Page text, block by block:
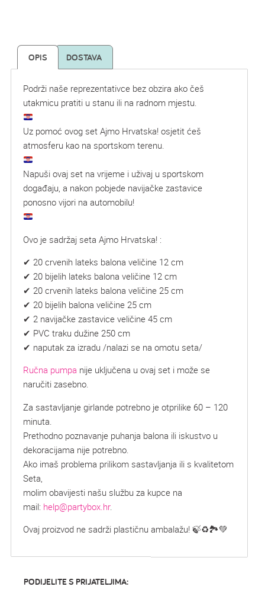
OPIS DOSTAVA
Podrži naše reprezentativce bez obzira ako češ
utakmicu pratiti u stanu ili na radnom mjestu.
Uz pomoć ovog set Ajmo Hrvatska! osjetit ćeš
atmosferu kao na sportskom terenu.
Napuši ovaj set na vrijeme i uživaj u sportskom
događaju, a nakon pobjede navijačke zastavice
ponosno vijori na automobilu!
Ovo je sadržaj seta Ajmo Hrvatska! :
✔ 20 crvenih lateks balona veličine 12 cm
✔ 20 bijelih lateks balona veličine 12 cm
✔ 20 crvenih lateks balona veličine 25 cm
✔ 20 bijelih balona veličine 25 cm
✔ 2 navijačke zastavice veličine 45 cm
✔ PVC traku dužine 250 cm
✔ naputak za izradu /nalazi se na omotu seta/
Ručna pumpa nije uključena u ovaj set i može se
naručiti zasebno.
Za sastavljanje girlande potrebno je otprilike 60 – 120
minuta.
Prethodno poznavanje puhanja balona ili iskustvo u
dekoracijama nije potrebno.
Ako imaš problema prilikom sastavljanja ili s kvalitetom
Seta,
molim obavijesti našu službu za kupce na
mail: help@partybox.hr.
Ovaj proizvod ne sadrži plastičnu ambalažu! 🍃♻️🏞️💚
PODIJELITE S PRIJATELJIMA: